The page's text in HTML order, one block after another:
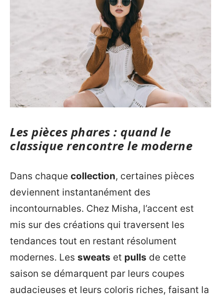
Les pièces phares : quand le
classique rencontre le moderne
Dans chaque collection, certaines pièces
deviennent instantanément des
incontournables. Chez Misha, l’accent est
mis sur des créations qui traversent les
tendances tout en restant résolument
modernes. Les sweats et pulls de cette
saison se démarquent par leurs coupes
audacieuses et leurs coloris riches, faisant la